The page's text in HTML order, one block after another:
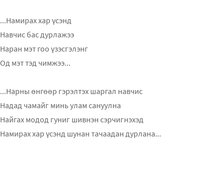
...Намирах хар үсэнд
Навчис бас дурлажээ
Наран мэт гоо үзэсгэлэнг
Од мэт тэд чимжээ...
...Нарны өнгөөр гэрэлтэх шаргал навчис
Надад чамайг минь улам сануулна
Найгах модод гуниг шивнэн сэрчигнэхэд
Намирах хар үсэнд шунан тачаадан дурлана...